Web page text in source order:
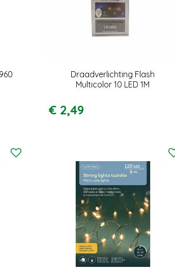
Draadverlichting Flash
Multicolor 10 LED 1M
€ 2,49